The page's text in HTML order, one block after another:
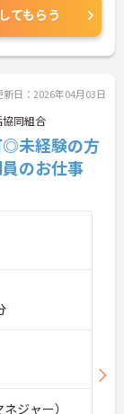
てもらう
新日：2026年04月03日
同組合
◎未経験の方
のお仕事
ジャー）